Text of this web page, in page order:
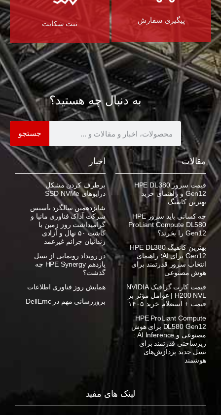
پیگیری سفارش ثبت شکایت
به دنبال چه هستید؟
جستجو
مقالات
قیمت سرور HPE DL380
Gen12 و راهنمای خرید
بهترین کانفیگ
چه کسانی باید سرور HPE
ProLiant Compute DL580
Gen12 را بخرند؟
بهترین کانفیگ HPE DL380
Gen12 برای AI؛ راهنمای
انتخاب سرور قدرتمند برای
هوش مصنوعی
قیمت کارت گرافیک NVIDIA
H200 NVL | عوامل مؤثر بر
قیمت + استعلام خرید ۱۴۰۵
HPE ProLiant Compute
DL580 Gen12 برای هوش
مصنوعی و AI Inference :
زیرساختی قدرتمند برای
نسل جدید پردازش‌های
هوشمند
اخبار
برطرف کردن مشکل
درایوهای SSD NVMe
شانزدهمین سالگرد تأسیس
شرکت آداک فناوری مانیا و
گرامیداشت روز زمین با
کاشت ۵۰ نهال و آزادی
زندانیان جرائم غیرعمد
در رویداد رونمایی از نسل
یازدهم HPE Synergy چه
گذشت؟
همایش روز فناوری اطلاعات
بروزرسانی مهم در DellEmc
لینک های مفید